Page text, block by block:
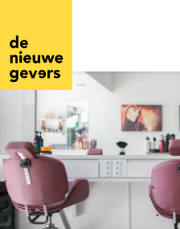
Nederlands
Vrijwilligerswerk
Vrijwilligers vinden